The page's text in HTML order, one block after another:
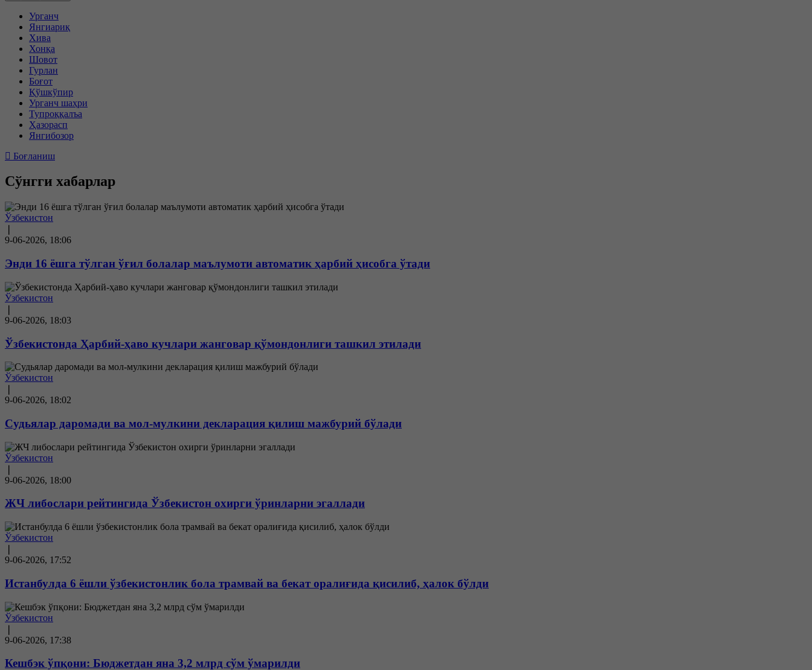
Урганч
Янгиариқ
Хива
Хонқа
Шовот
Гурлан
Боғот
Қўшкўпир
Урганч шаҳри
Тупроққалъа
Ҳазорасп
Янгибозор
Боғланиш
Сўнгги хабарлар
Ўзбекистон
9-06-2026, 18:06
Энди 16 ёшга тўлган ўғил болалар маълумоти автоматик ҳарбий ҳисобга ўтади
Ўзбекистон
9-06-2026, 18:03
Ўзбекистонда Ҳарбий-ҳаво кучлари жанговар қўмондонлиги ташкил этилади
Ўзбекистон
9-06-2026, 18:02
Судьялар даромади ва мол-мулкини декларация қилиш мажбурий бўлади
Ўзбекистон
9-06-2026, 18:00
ЖЧ либослари рейтингида Ўзбекистон охирги ўринларни эгаллади
Ўзбекистон
9-06-2026, 17:52
Истанбулда 6 ёшли ўзбекистонлик бола трамвай ва бекат оралиғида қисилиб, ҳалок бўлди
Ўзбекистон
9-06-2026, 17:38
Кешбэк ўпқони: Бюджетдан яна 3,2 млрд сўм ўмарилди